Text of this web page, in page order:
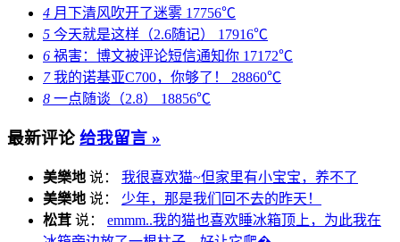
4 月下清风吹开了迷雾 17756℃
5 今天就是这样（2.6随记） 17916℃
6 祸害：博文被评论短信通知你 17172℃
7我的诺基亚C700，你够了！ 28860℃
8 一点随谈（2.8） 18856℃
最新评论 给我留言 »
美樂地 说： 我很喜欢猫~但家里有小宝宝，养不了
美樂地 说： 少年，那是我们回不去的昨天！
松茸 说： emmm..我的猫也喜欢睡冰箱顶上，为此我在